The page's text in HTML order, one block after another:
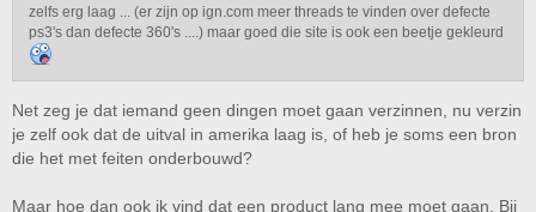
zelfs erg laag ... (er zijn op ign.com meer threads te vinden over defecte
ps3's dan defecte 360's ....) maar goed die site is ook een beetje gekleurd
Net zeg je dat iemand geen dingen moet gaan verzinnen, nu verzin
je zelf ook dat de uitval in amerika laag is, of heb je soms een bron
die het met feiten onderbouwd?
Maar hoe dan ook ik vind dat een product lang mee moet gaan. Bij